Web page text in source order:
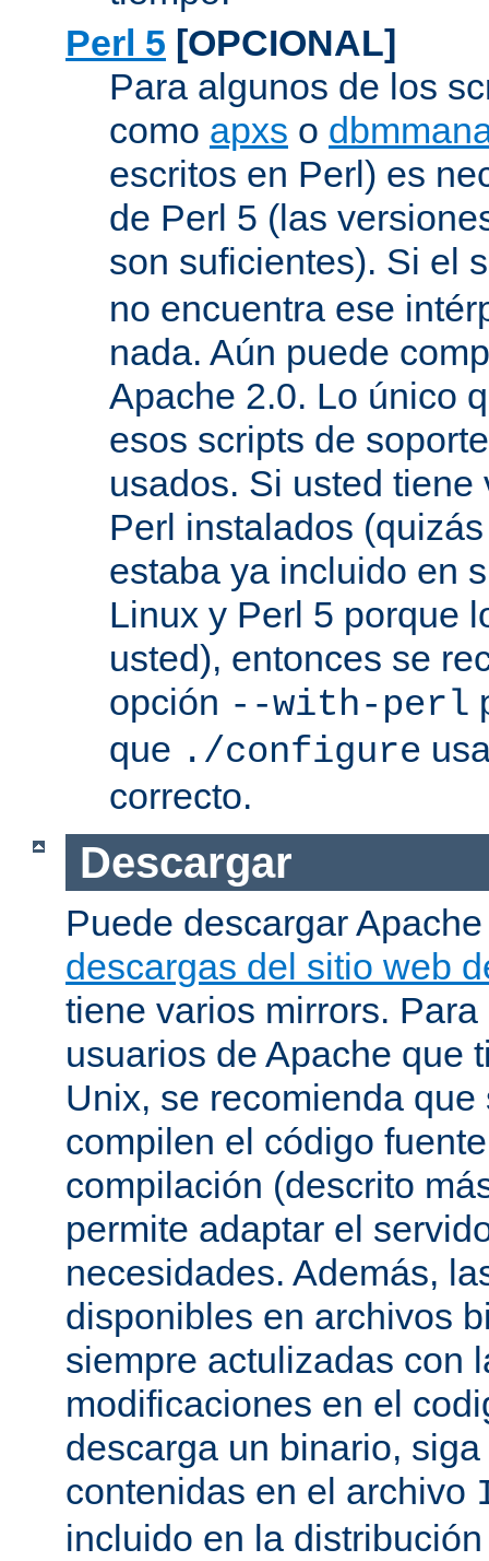
Perl 5 [OPCIONAL]
Para algunos de los
como apxs o
escritos en Perl) es
de Perl 5 (las
son suficientes). Si el
no encuentra ese
nada. Aún puede
Apache 2.0. Lo único
esos scripts de
usados. Si usted
Perl instalados
estaba ya incluido en
Linux y Perl 5 porque
usted), entonces se
opción --with-perl
que ./configure
correcto.
Descargar
Puede descargar
descargas del sitio web
tiene varios mirrors.
usuarios de Apache que
Unix, se recomienda
compilen el código
compilación (descrito
permite adaptar el
necesidades. Además,
disponibles en archivos
siempre actulizadas con
modificaciones en el
descarga un binario,
contenidas en el archivo
incluido en la distribución